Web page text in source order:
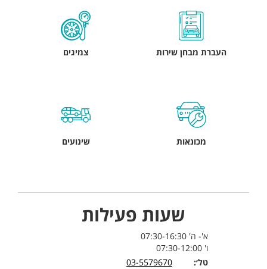
העברת מבחן שירות צמיגים
מכונאות שינועים
שעות פעילות
א'- ה' 07:30-16:30
ו' 07:30-12:00
טל׳:
03-5579670